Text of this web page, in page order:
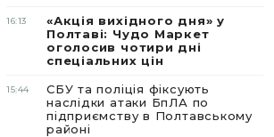
16:13
«Акція вихідного дня» у
Полтаві: Чудо Маркет
оголосив чотири дні
спеціальних цін
15:44
СБУ та поліція фіксують
наслідки атаки БпЛА по
підприємству в Полтавському
районі